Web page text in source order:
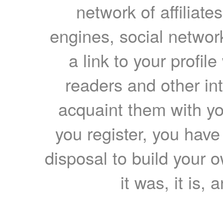
network of
engines, social
a link to your
readers and other
acquaint them with
you register, you
disposal to build your
it was, it is,